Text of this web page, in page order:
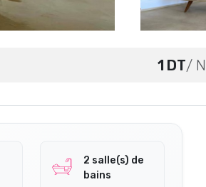
1 DT/
2 salle(s) de
bains